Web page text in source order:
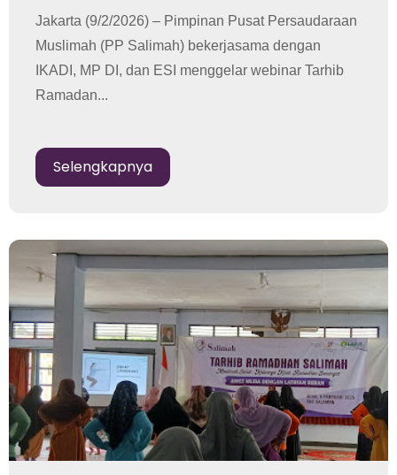
Jakarta (9/2/2026) – Pimpinan Pusat Persaudaraan
Muslimah (PP Salimah) bekerjasama dengan
IKADI, MP DI, dan ESI menggelar webinar Tarhib
Ramadan...
Selengkapnya